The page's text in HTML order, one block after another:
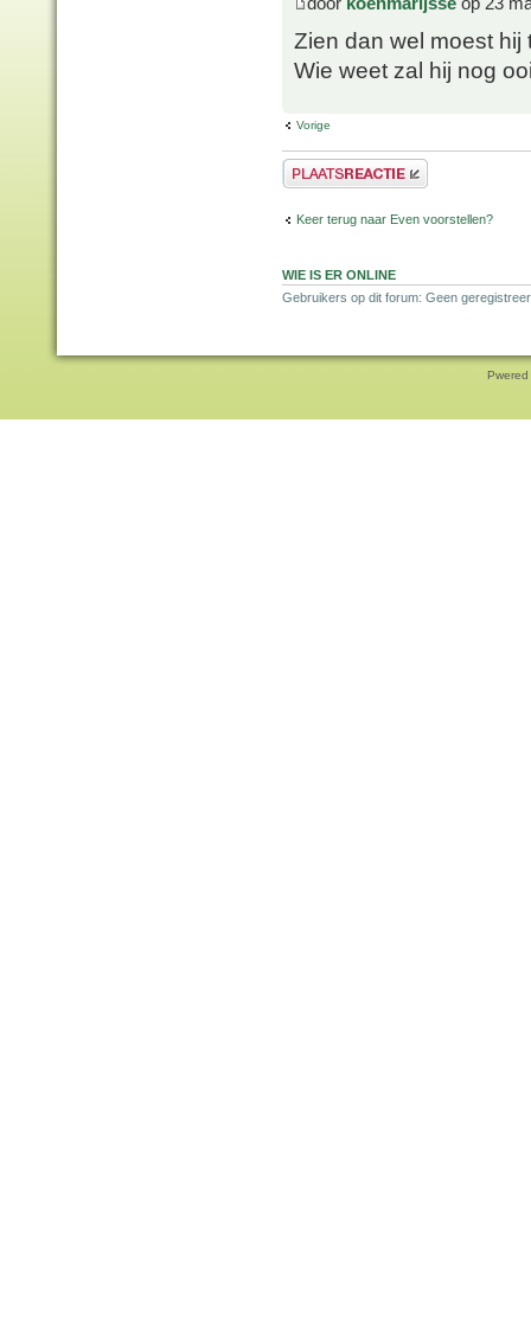
Zien dan wel moest
Wie weet zal hij nog
Vorige
Plaats een reactie
Keer terug naar Even voorstellen?
WIE IS ER ONLINE
Gebruikers op dit forum: Geen